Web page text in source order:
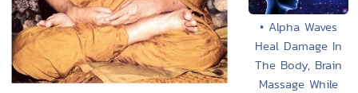
• Alpha Waves
Heal Damage In
The Body, Brain
Massage While